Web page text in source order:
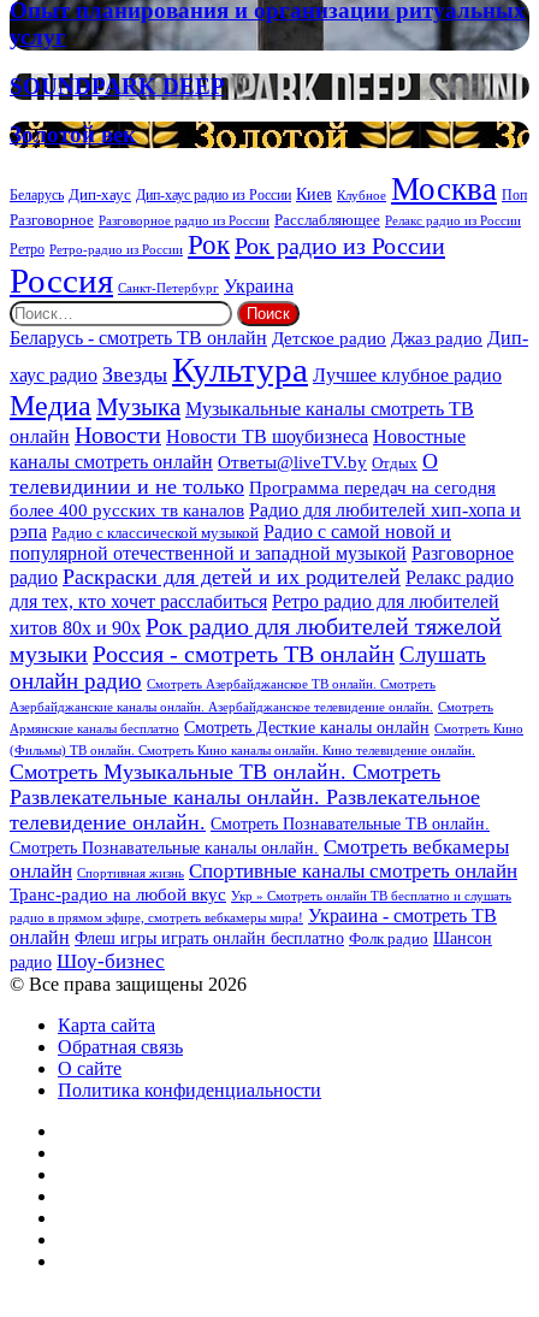
Опыт
планирования
и
организации
ритуальных
Опыт планирования и организации ритуальных
услуг
SOUNDPARK
DEEP
SOUNDPARK DEEP
Золотой
век
Золотой век
Беларусь Дип-хаус Дип-хаус радио из России Киев Клубное Москва Поп
Разговорное Разговорное радио из России Расслабляющее Релакс радио из России
Ретро Ретро-радио из России РокРок радио из России
Россия Санкт-Петербург Украина
Найти:
Беларусь - смотреть ТВ онлайн Детское радио Джаз радио Дип-
хаус радио Звезды Культура Лучшее клубное радио
Медиа Музыка Музыкальные каналы смотреть ТВ
онлайн Новости Новости ТВ шоубизнеса Новостные
каналы смотреть онлайн Ответы@liveTV.by Отдых О
телевидинии и не только Программа передач на сегодня
более 400 русских тв каналов Радио для любителей хип-хопа и
рэпа Радио с классической музыкой Радио с самой новой и
популярной отечественной и западной музыкой Разговорное
радио Раскраски для детей и их родителей Релакс радио
для тех, кто хочет расслабиться Ретро радио для любителей
хитов 80х и 90х Рок радио для любителей тяжелой
музыкиРоссия - смотреть ТВ онлайнСлушать
онлайн радио Смотреть Азербайджанское ТВ онлайн. Смотреть
Азербайджанские каналы онлайн. Азербайджанское телевидение онлайн.
Смотреть
Армянские каналы бесплатно Смотреть Десткие каналы онлайн Смотреть Кино
(Фильмы) ТВ онлайн. Смотреть Кино каналы онлайн. Кино телевидение онлайн.
Смотреть Музыкальные ТВ онлайн. Смотреть
Развлекательные каналы онлайн. Развлекательное
телевидение онлайн. Смотреть Познавательные ТВ онлайн.
Смотреть Познавательные каналы онлайн. Смотреть вебкамеры
онлайн Спортивная жизнь Спортивные каналы смотреть онлайн
Транс-радио на любой вкус Укр » Смотреть онлайн ТВ бесплатно и слушать
радио в прямом эфире, смотреть вебкамеры мира! Украина - смотреть ТВ
онлайн Флеш игры играть онлайн бесплатно Фолк радио Шансон
радио Шоу-бизнес
© Все права защищены 2026
Карта сайта
Обратная связь
О сайте
Политика конфиденциальности